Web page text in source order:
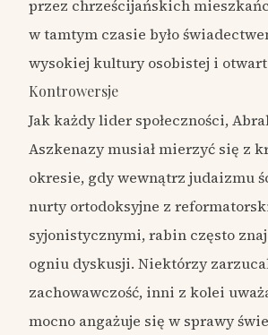
przez chrześcijańskich
w tamtym czasie było
wysokiej kultury osobistej i
Kontrowersje
Jak każdy lider społeczności,
Aszkenazy musiał mierzyć się z
okresie, gdy wewnątrz judaizmu
nurty ortodoksyjne z
syjonistycznymi, rabin często
ogniu dyskusji. Niektórzy
zachowawczość, inni z kolei
mocno angażuje się w sprawy